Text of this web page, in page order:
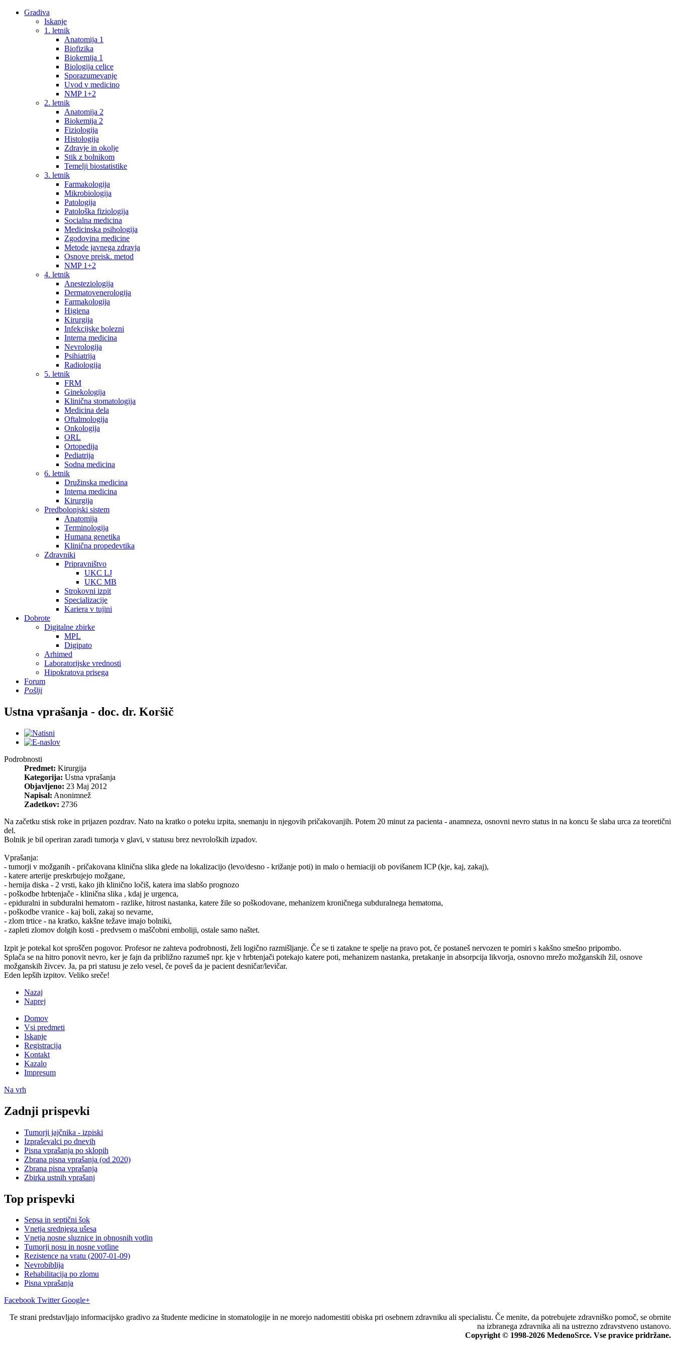
Gradiva
Iskanje
1. letnik
Anatomija 1
Biofizika
Biokemija 1
Biologija celice
Sporazumevanje
Uvod v medicino
NMP 1+2
2. letnik
Anatomija 2
Biokemija 2
Fiziologija
Histologija
Zdravje in okolje
Stik z bolnikom
Temelji biostatistike
3. letnik
Farmakologija
Mikrobiologija
Patologija
Patološka fiziologija
Socialna medicina
Medicinska psihologija
Zgodovina medicine
Metode javnega zdravja
Osnove preisk. metod
NMP 1+2
4. letnik
Anesteziologija
Dermatovenerologija
Farmakologija
Higiena
Kirurgija
Infekcijske bolezni
Interna medicina
Nevrologija
Psihiatrija
Radiologija
5. letnik
FRM
Ginekologija
Klinična stomatologija
Medicina dela
Oftalmologija
Onkologija
ORL
Ortopedija
Pediatrija
Sodna medicina
6. letnik
Družinska medicina
Interna medicina
Kirurgija
Predbolonjski sistem
Anatomija
Terminologija
Humana genetika
Klinična propedevtika
Zdravniki
Pripravništvo
UKC LJ
UKC MB
Strokovni izpit
Specializacije
Kariera v tujini
Dobrote
Digitalne zbirke
MPL
Digipato
Arhimed
Laboratorijske vrednosti
Hipokratova prisega
Forum
Pošlji
Ustna vprašanja - doc. dr. Koršič
Podrobnosti
Predmet: Kirurgija
Kategorija: Ustna vprašanja
Objavljeno: 23 Maj 2012
Napisal: Anonimnež
Zadetkov: 2736
Na začetku stisk roke in prijazen pozdrav. Nato na kratko o poteku izpita, snemanju in njegovih pričakovanjih. Potem 20 minut za pacienta - anamneza, osnovni nevro status in na koncu še slaba urca za teoretični
del.
Bolnik je bil operiran zaradi tumorja v glavi, v statusu brez nevroloških izpadov.
Vprašanja:
- tumorji v možganih - pričakovana klinična slika glede na lokalizacijo (levo/desno - križanje poti) in malo o herniaciji ob povišanem ICP (kje, kaj, zakaj),
- katere arterije preskrbujejo možgane,
- hernija diska - 2 vrsti, kako jih klinično ločiš, katera ima slabšo prognozo
- poškodbe hrbtenjače - klinična slika , kdaj je urgenca,
- epiduralni in subduralni hematom - razlike, hitrost nastanka, katere žile so poškodovane, mehanizem kroničnega subduralnega hematoma,
- poškodbe vranice - kaj boli, zakaj so nevarne,
- zlom trtice - na kratko, kakšne težave imajo bolniki,
- zapleti zlomov dolgih kosti - predvsem o maščobni emboliji, ostale samo naštet.
Izpit je potekal kot sproščen pogovor. Profesor ne zahteva podrobnosti, želi logično razmišljanje. Če se ti zatakne te spelje na pravo pot, če postaneš nervozen te pomiri s kakšno smešno pripombo.
Splača se na hitro ponovit nevro, ker je fajn da približno razumeš npr. kje v hrbtenjači potekajo katere poti, mehanizem nastanka, pretakanje in absorpcija likvorja, osnovno mrežo možganskih žil, osnove
možganskih živcev. Ja, pa pri statusu je zelo vesel, če poveš da je pacient desničar/levičar.
Eden lepših izpitov. Veliko sreče!
Nazaj
Naprej
Domov
Vsi predmeti
Iskanje
Registracija
Kontakt
Kazalo
Impresum
Na vrh
Zadnji prispevki
Tumorji jajčnika - izpiski
Izpraševalci po dnevih
Pisna vprašanja po sklopih
Zbrana pisna vprašanja (od 2020)
Zbrana pisna vprašanja
Zbirka ustnih vprašanj
Top prispevki
Sepsa in septični šok
Vnetja srednjega ušesa
Vnetja nosne sluznice in obnosnih votlin
Tumorji nosu in nosne votline
Rezistence na vratu (2007-01-09)
Nevrobiblija
Rehabilitacija po zlomu
Pisna vprašanja
Facebook Twitter Google+
Te strani predstavljajo informacijsko gradivo za študente medicine in stomatologije in ne morejo nadomestiti obiska pri osebnem zdravniku ali specialistu. Če menite, da potrebujete zdravniško pomoč, se obrnite
na izbranega zdravnika ali na ustrezno zdravstveno ustanovo.
Copyright © 1998-2026 MedenoSrce. Vse pravice pridržane.